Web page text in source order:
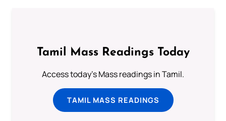
Tamil Mass Readings Today
Access today's Mass readings in Tamil.
TAMIL MASS READINGS